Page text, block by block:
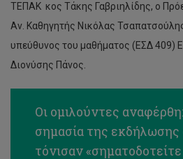
ΤΕΠΑΚ κος Τάκης Γαβριηλίδης, ο
Αν. Καθηγητής Νικόλας
υπεύθυνος του μαθήματος (ΕΣΔ 409)
Διονύσης Πάνος.
Οι ομιλούντες
σημασία της
τόνισαν